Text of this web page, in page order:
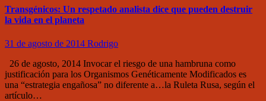
Transgénicos: Un respetado analista dice que pueden destruir
la vida en el planeta
31 de agosto de 2014 Rodrigo
26 de agosto, 2014 Invocar el riesgo de una hambruna como
justificación para los Organismos Genéticamente Modificados es
una “estrategia engañosa” no diferente a…la Ruleta Rusa, según el
artículo…